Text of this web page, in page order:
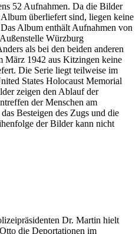
52 Aufnahmen. Da die Bilder
überliefert sind, liegen keine
Album enthält Aufnahmen von
Würzburg
als bei den beiden anderen
März 1942 aus Kitzingen keine
Die Serie liegt teilweise im
States Holocaust Memorial
zeigen den Ablauf der
der Menschen am
Besteigen des Zugs und die
der Bilder kann nicht
Dr. Martin hielt
die Deportationen im